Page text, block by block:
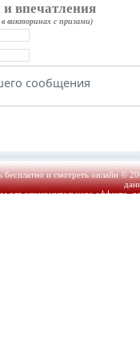
впечатления
викторинах с призами)
и смотреть онлайн ©
для ознакомительного эффекта,